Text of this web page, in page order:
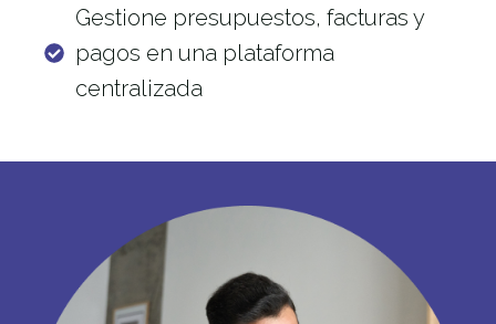
Gestione presupuestos, facturas y
pagos en una plataforma
centralizada